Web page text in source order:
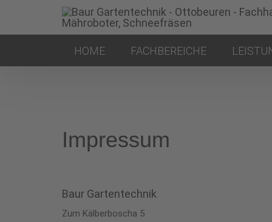
HOME FACHBEREICHE
Impressum
Baur Gartentechnik
Zum Kälberboscha 5